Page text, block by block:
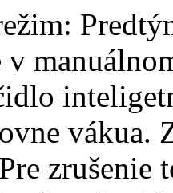
v
vákua.
zrušenie